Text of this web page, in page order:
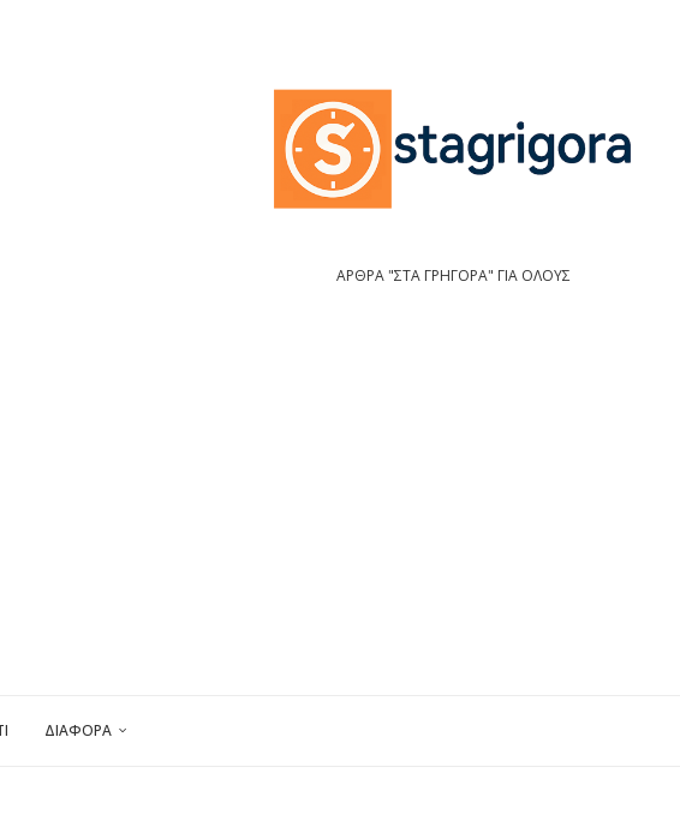
ΑΡΘΡΑ "ΣΤΑ ΓΡΗΓΟΡΑ" ΓΙΑ ΟΛΟΥΣ
ΔΙΑΦΟΡΑ